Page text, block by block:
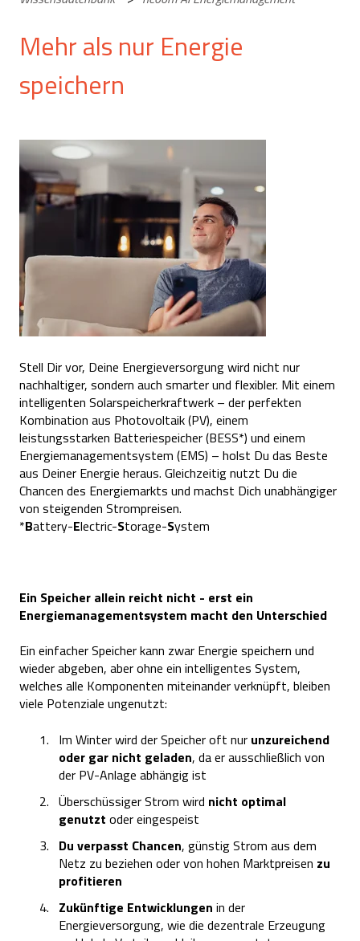
Mehr als nur Energie
speichern
Stell Dir vor, Deine Energieversorgung wird nicht nur
nachhaltiger, sondern auch smarter und flexibler. Mit einem
intelligenten Solarspeicherkraftwerk – der perfekten
Kombination aus Photovoltaik (PV), einem
leistungsstarken Batteriespeicher (BESS*) und einem
Energiemanagementsystem (EMS) – holst Du das Beste
aus Deiner Energie heraus. Gleichzeitig nutzt Du die
Chancen des Energiemarkts und machst Dich unabhängiger
von steigenden Strompreisen.
*Battery-Electric-Storage-System
Ein Speicher allein reicht nicht - erst ein
Energiemanagementsystem macht den Unterschied
Ein einfacher Speicher kann zwar Energie speichern und
wieder abgeben, aber ohne ein intelligentes System,
welches alle Komponenten miteinander verknüpft, bleiben
viele Potenziale ungenutzt:
Im Winter wird der Speicher oft nur unzureichend
oder gar nicht geladen, da er ausschließlich von
der PV-Anlage abhängig ist
Überschüssiger Strom wird nicht optimal
genutzt oder eingespeist
Du verpasst Chancen, günstig Strom aus dem
Netz zu beziehen oder von hohen Marktpreisen zu
profitieren
Zukünftige Entwicklungen in der
Energieversorgung, wie die dezentrale Erzeugung